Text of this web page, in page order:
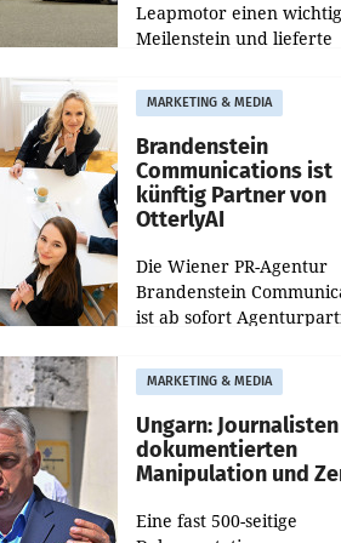
Leapmotor einen
Meilenstein und lieferte
aus, womit sich das
gegenüber Juli 2025
verdoppelte (+102
MARKETING & MEDIA
Brandenstein
Communications ist
künftig Partner von
OtterlyAI
Die Wiener PR-Agentur
Brandenstein
ist ab sofort
Optimierungsplattform
OtterlyAI. Damit baut die
Agentur ihr
MARKETING & MEDIA
Ungarn: Journalisten
dokumentierten
Manipulation und
Eine fast 500-seitige